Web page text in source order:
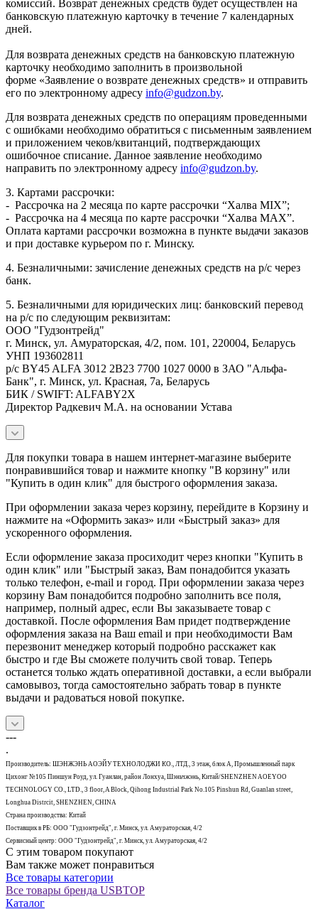
комиссий. Возврат денежных средств будет осуществлен на
банковскую платежную карточку в течение 7 календарных
дней.
Для возврата денежных средств на банковскую платежную
карточку необходимо заполнить в произвольной
форме «Заявление о возврате денежных средств» и отправить
его по электронному адресу info@gudzon.by.
Для возврата денежных средств по операциям проведенными
с ошибками необходимо обратиться с письменным заявлением
и приложением чеков/квитанций, подтверждающих
ошибочное списание. Данное заявление необходимо
направить по электронному адресу info@gudzon.by.
3. Картами рассрочки:
- Рассрочка на 2 месяца по карте рассрочки “Халва MIX”;
- Рассрочка на 4 месяца по карте рассрочки “Халва MAX”.
Оплата картами рассрочки возможна в пункте выдачи заказов
и при доставке курьером по г. Минску.
4. Безналичными: зачисление денежных средств на р/с через
банк.
5. Безналичными для юридических лиц: банковский перевод
на р/с по следующим реквизитам:
ООО "Гудзонтрейд"
г. Минск, ул. Амураторская, 4/2, пом. 101, 220004, Беларусь
УНП 193602811
р/с BY45 ALFA 3012 2B23 7700 1027 0000 в ЗАО "Альфа-
Банк", г. Минск, ул. Красная, 7а, Беларусь
БИК / SWIFT: ALFABY2X
Директор Радкевич М.А. на основании Устава
Для покупки товара в нашем интернет-магазине выберите
понравившийся товар и нажмите кнопку "В корзину" или
"Купить в один клик" для быстрого оформления заказа.
При оформлении заказа через корзину, перейдите в Корзину и
нажмите на «Оформить заказ» или «Быстрый заказ» для
ускоренного оформления.
Если оформление заказа просиходит через кнопки "Купить в
один клик" или "Быстрый заказ, Вам понадобится указать
только телефон, e-mail и город. При оформлении заказа через
корзину Вам понадобится подробно заполнить все поля,
например, полный адрес, если Вы заказываете товар с
доставкой. После оформления Вам придет подтверждение
оформления заказа на Ваш email и при необходимости Вам
перезвонит менеджер который подробно расскажет как
быстро и где Вы сможете получить свой товар. Теперь
останется только ждать оперативной доставки, а если выбрали
самовывоз, тогда самостоятельно забрать товар в пункте
выдачи и радоваться новой покупке.
---
.
Производитель: ШЭНЖЭНЬ АОЭЙУ ТЕХНОЛОДЖИ КО., ЛТД., 3 этаж, блок А, Промышленный парк
Цихонг №105 Пиншун Роуд, ул. Гуанлан, район Лонхуа, Шэньчжэнь, Китай/SHENZHEN AOEYOO
TECHNOLOGY CO., LTD., 3 floor, A Block, Qihong Industrial Park No.105 Pinshun Rd, Guanlan street,
Longhua Distrcit, SHENZHEN, CHINA
Страна производства: Китай
Поставщик в РБ: ООО "Гудзонтрейд", г. Минск, ул. Амураторская, 4/2
Сервисный центр: ООО "Гудзонтрейд", г. Минск, ул. Амураторская, 4/2
С этим товаром покупают
Вам также может понравиться
Все товары категории
Все товары бренда USBTOP
Каталог